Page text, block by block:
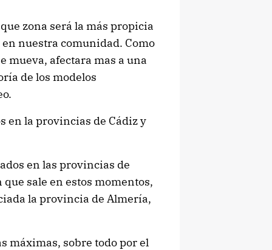
zona será la más propicia
nuestra comunidad. Como
mueva, afectara mas a una
de los modelos
en la provincias de Cádiz y
en las provincias de
sale en estos momentos,
la provincia de Almería,
máximas, sobre todo por el